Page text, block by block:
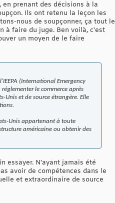
prenant des décisions à la
Ils ont retenu la leçon les
nous de soupçonner, ça tout le
à faire du juge. Ben voilà, c'est
un moyen de le faire
(International Emergency
le commerce après
Unis et de source étrangère. Elle
Unis appartenant à toute
américaine ou obtenir des
essayer. N'ayant jamais été
avoir de compétences dans le
et extraordinaire de source